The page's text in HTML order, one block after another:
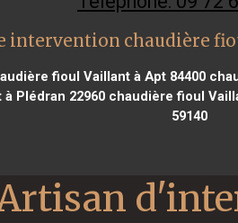
intervention chaudière
fioul Vaillant à Apt 84400
Plédran 22960 chaudière fioul
59140